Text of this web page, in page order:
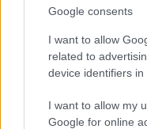
Google consents
I want to allow
related to
device identifiers in
I want to allow my
Google for online